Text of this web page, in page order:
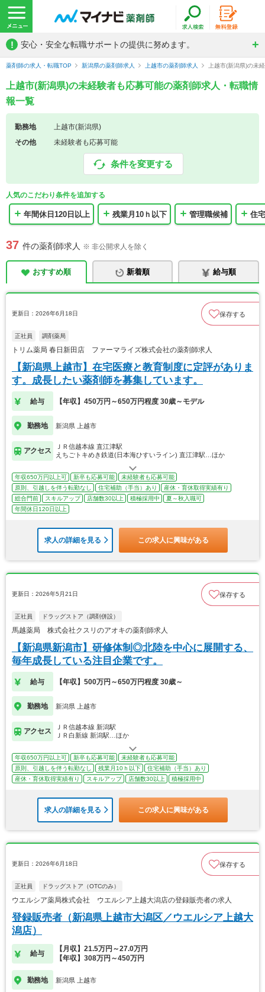
! 安心・安全な転職サポートの提供に努めます。
薬剤師の求人・転職TOP 新潟県の薬剤師求人 上越市の薬剤師求人 上越市(新潟県)の未
上越市(新潟県)の未経験者も応募可能の薬剤師求人・転職情
報一覧
勤務地
上越市(新潟県)
その他
未経験者も応募可能
条件を変更する
人気のこだわり条件を追加する
年間休日120日以上 残業月10ｈ以下 管理職候補 住
37 件の薬剤師求人 ※ 非公開求人を除く
おすすめ順 新着順 給与順
更新日：2026年6月18日 保存する
正社員 調剤薬局
トリム薬局 春日新田店 ファーマライズ株式会社の薬剤師求人
【新潟県上越市】在宅医療と教育制度に定評がありま
す。成長したい薬剤師を募集しています。
給与 【年収】450万円～650万円程度 30歳～モデル
勤務地 新潟県 上越市
アクセス
ＪＲ信越本線 直江津駅
えちごトキめき鉄道(日本海ひすいライン) 直江津駅…ほか
年収650万円以上可 新卒も応募可能
未経験者も応募可能
原則、引越しを伴う転勤なし
住宅補助（手当）あり
産休・育休取得実績有り
総合門前
スキルアップ 店舗数30以上 積極採用中
夏～秋入職可
年間休日120日以上
求人の詳細を見る この求人に興味がある
更新日：2026年5月21日 保存する
正社員 ドラッグストア（調剤併設）
馬越薬局 株式会社クスリのアオキの薬剤師求人
【新潟県新潟市】研修体制◎北陸を中心に展開する、
毎年成長している注目企業です。
給与 【年収】500万円～650万円程度 30歳～
勤務地 新潟県 上越市
アクセス
ＪＲ信越本線 新潟駅
ＪＲ白新線 新潟駅…ほか
年収650万円以上可 新卒も応募可能
未経験者も応募可能
原則、引越しを伴う転勤なし
残業月10ｈ以下
住宅補助（手当）あり
産休・育休取得実績有り
スキルアップ 店舗数30以上 積極採用中
求人の詳細を見る この求人に興味がある
更新日：2026年6月18日 保存する
正社員 ドラッグストア（OTCのみ）
ウエルシア薬局株式会社 ウエルシア上越大潟店の登録販売者の求人
登録販売者（新潟県上越市大潟区／ウエルシア上越大
潟店）
給与
【月収】21.5万円～27.0万円
【年収】308万円～450万円
勤務地 新潟県 上越市